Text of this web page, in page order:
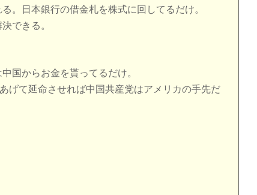
。日本銀行の借金札を株式に回してるだけ。
できる。
国からお金を貰ってるだけ。
げて延命させれば中国共産党はアメリカの手先だ